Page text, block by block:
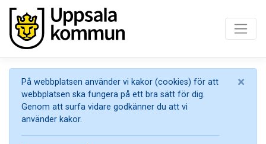
På webbplatsen använder vi kakor (cookies) för att
webbplatsen ska fungera på ett bra sätt för dig.
Genom att surfa vidare godkänner du att vi
använder kakor.
×